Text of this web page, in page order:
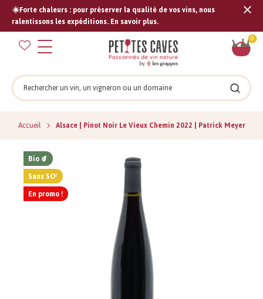
☀️Forte chaleurs : pour préserver la qualité de vos vins, nous
ralentissons les expéditions. En savoir plus.
0
Rechercher
Accueil Alsace | Pinot Noir Le Vieux Chemin 2022 | Patrick Meyer
Bio
Sans SO²
En promo !